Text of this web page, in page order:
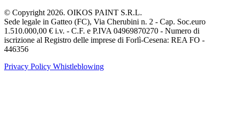
© Copyright 2026. OIKOS PAINT S.R.L.
Sede legale in Gatteo (FC), Via Cherubini n. 2 - Cap. Soc.euro
1.510.000,00 € i.v. - C.F. e P.IVA 04969870270 - Numero di
iscrizione al Registro delle imprese di Forlì-Cesena: REA FO -
446356
Privacy Policy Whistleblowing